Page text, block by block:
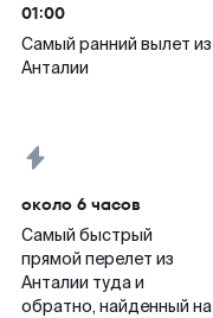
01:00
Самый ранний вылет из
Анталии
около 6 часов
Самый быстрый
прямой перелет из
Анталии туда и
обратно, найденный на